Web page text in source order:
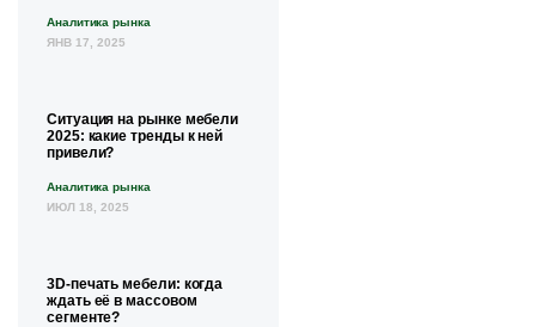
Аналитика рынка
ЯНВ 17, 2025
Ситуация на рынке мебели
2025: какие тренды к ней
привели?
Аналитика рынка
ИЮЛ 18, 2025
3D-печать мебели: когда
ждать её в массовом
сегменте?